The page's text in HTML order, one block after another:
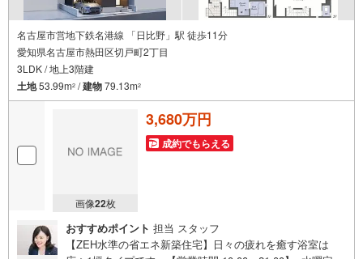
名古屋市営地下鉄名港線 「日比野」駅 徒歩11分
愛知県名古屋市熱田区切戸町2丁目
3LDK / 地上3階建
土地53.99m2 /建物79.13m2
画像22枚
3,680万円
成約でもらえる
おすすめポイント 担当 スタッフ
【ZEH水準の省エネ新築住宅】日々の疲れを癒す浴室は